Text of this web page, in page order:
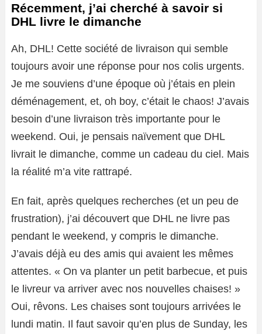
Récemment, j’ai cherché à savoir si
DHL livre le dimanche
Ah, DHL! Cette société de livraison qui semble
toujours avoir une réponse pour nos colis urgents.
Je me souviens d’une époque où j’étais en plein
déménagement, et, oh boy, c’était le chaos! J’avais
besoin d’une livraison très importante pour le
weekend. Oui, je pensais naïvement que DHL
livrait le dimanche, comme un cadeau du ciel. Mais
la réalité m’a vite rattrapé.
En fait, après quelques recherches (et un peu de
frustration), j’ai découvert que DHL ne livre pas
pendant le weekend, y compris le dimanche.
J’avais déjà eu des amis qui avaient les mêmes
attentes. « On va planter un petit barbecue, et puis
le livreur va arriver avec nos nouvelles chaises! »
Oui, rêvons. Les chaises sont toujours arrivées le
lundi matin. Il faut savoir qu’en plus de Sunday, les